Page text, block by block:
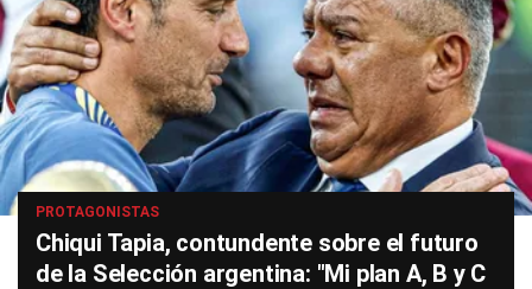
PROTAGONISTAS
Chiqui Tapia, contundente sobre el futuro
de la Selección argentina: "Mi plan A, B y C